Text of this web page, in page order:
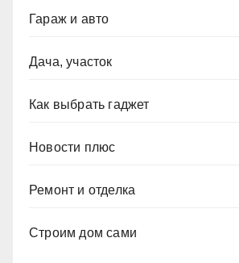
Гараж и авто
Дача, участок
Как выбрать гаджет
Новости плюс
Ремонт и отделка
Строим дом сами